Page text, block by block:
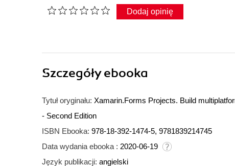
Dodaj opinię
Szczegółyebooka
Tytuł oryginału: Xamarin.Forms Projects. Build
- Second Edition
ISBN Ebooka: 978-18-392-1474-5, 9781839214745
Data wydania ebooka : 2020-06-19
Język publikacji: angielski